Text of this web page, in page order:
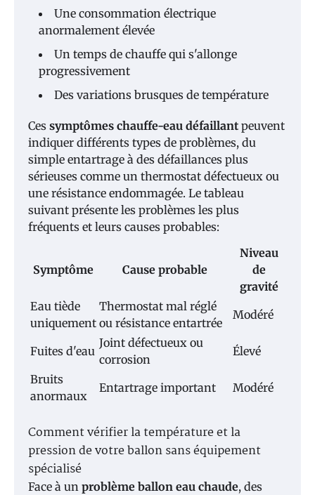
Une consommation électrique
anormalement élevée
Un temps de chauffe qui s'allonge
progressivement
Des variations brusques de température
Ces symptômes chauffe-eau défaillant peuvent
indiquer différents types de problèmes, du
simple entartrage à des défaillances plus
sérieuses comme un thermostat défectueux ou
une résistance endommagée. Le tableau
suivant présente les problèmes les plus
fréquents et leurs causes probables:
Symptôme Cause probable
Niveau
de
gravité
Eau tiède
uniquement
Thermostat mal réglé
ou résistance entartrée
Modéré
Fuites d'eau
Joint défectueux ou
corrosion
Élevé
Bruits
anormaux
Entartrage important Modéré
Comment vérifier la température et la
pression de votre ballon sans équipement
spécialisé
Face à un problème ballon eau chaude, des